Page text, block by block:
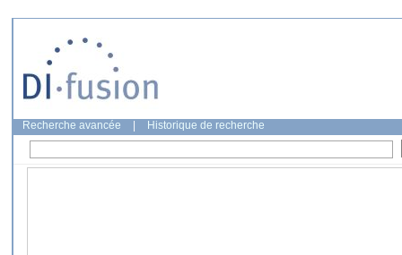
Recherche avancée Historique de recherche